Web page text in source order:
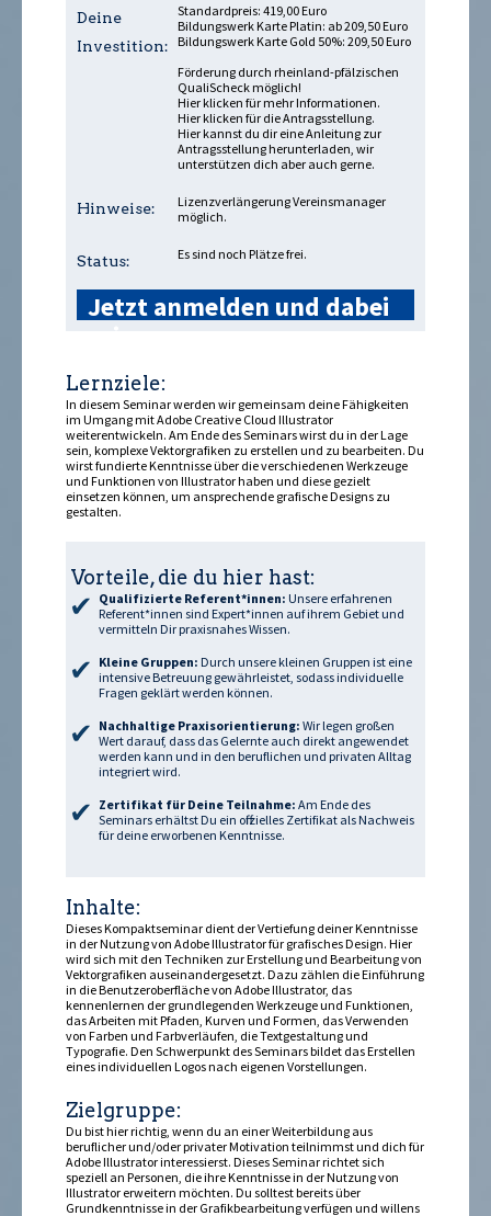
Deine
Investition:
Standardpreis: 419,00 Euro
Bildungswerk Karte Platin: ab 209,50 Euro
Bildungswerk Karte Gold 50%: 209,50 Euro
Förderung durch rheinland-pfälzischen
QualiScheck möglich!
Hier klicken für mehr Informationen.
Hier klicken für die Antragsstellung.
Hier kannst du dir eine Anleitung zur
Antragsstellung herunterladen , wir
unterstützen dich aber auch gerne.
Hinweise:
Lizenzverlängerung Vereinsmanager
möglich.
Status: Es sind noch Plätze frei.
Jetzt anmelden und dabei
Lernziele:
In diesem Seminar werden wir gemeinsam deine Fähigkeiten
im Umgang mit Adobe Creative Cloud Illustrator
weiterentwickeln. Am Ende des Seminars wirst du in der Lage
sein, komplexe Vektorgrafiken zu erstellen und zu bearbeiten. Du
wirst fundierte Kenntnisse über die verschiedenen Werkzeuge
und Funktionen von Illustrator haben und diese gezielt
einsetzen können, um ansprechende grafische Designs zu
gestalten.
Vorteile, die du hier hast:
Qualifizierte Referent*innen: Unsere erfahrenen
Referent*innen sind Expert*innen auf ihrem Gebiet und
vermitteln Dir praxisnahes Wissen.
Kleine Gruppen: Durch unsere kleinen Gruppen ist eine
intensive Betreuung gewährleistet, sodass individuelle
Fragen geklärt werden können.
Nachhaltige Praxisorientierung: Wir legen großen
Wert darauf, dass das Gelernte auch direkt angewendet
werden kann und in den beruflichen und privaten Alltag
integriert wird.
Zertifikat für Deine Teilnahme: Am Ende des
Seminars erhältst Du ein offizielles Zertifikat als Nachweis
für deine erworbenen Kenntnisse.
Inhalte:
Dieses Kompaktseminar dient der Vertiefung deiner Kenntnisse
in der Nutzung von Adobe Illustrator für grafisches Design. Hier
wird sich mit den Techniken zur Erstellung und Bearbeitung von
Vektorgrafiken auseinandergesetzt. Dazu zählen die Einführung
in die Benutzeroberfläche von Adobe Illustrator, das
kennenlernen der grundlegenden Werkzeuge und Funktionen,
das Arbeiten mit Pfaden, Kurven und Formen, das Verwenden
von Farben und Farbverläufen, die Textgestaltung und
Typografie. Den Schwerpunkt des Seminars bildet das Erstellen
eines individuellen Logos nach eigenen Vorstellungen.
Zielgruppe:
Du bist hier richtig, wenn du an einer Weiterbildung aus
beruflicher und/oder privater Motivation teilnimmst und dich für
Adobe Illustrator interessierst. Dieses Seminar richtet sich
speziell an Personen, die ihre Kenntnisse in der Nutzung von
Illustrator erweitern möchten. Du solltest bereits über
Grundkenntnisse in der Grafikbearbeitung verfügen und willens